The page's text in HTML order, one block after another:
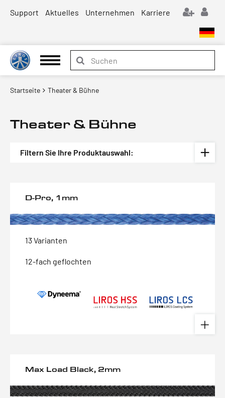
Support Aktuelles Unternehmen Karriere
Startseite Theater & Bühne
Theater & Bühne
Filtern Sie Ihre Produktauswahl:
D-Pro, 1mm
13 Varianten
12-fach geflochten
Max Load Black, 2mm